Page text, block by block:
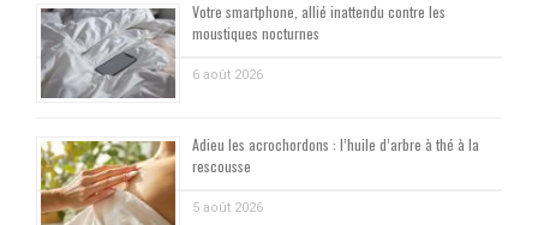
Votre smartphone, allié inattendu contre les
moustiques nocturnes
6 août 2026
Adieu les acrochordons : l’huile d’arbre à thé à la
rescousse
5 août 2026